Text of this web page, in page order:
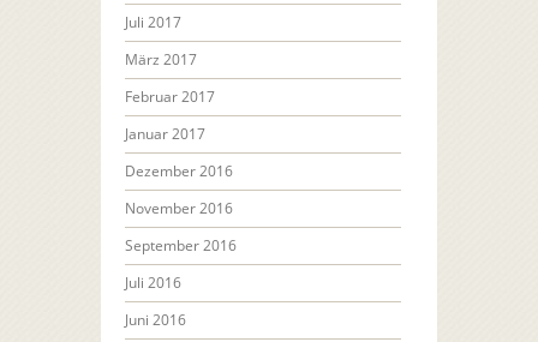
Juli 2017
März 2017
Februar 2017
Januar 2017
Dezember 2016
November 2016
September 2016
Juli 2016
Juni 2016